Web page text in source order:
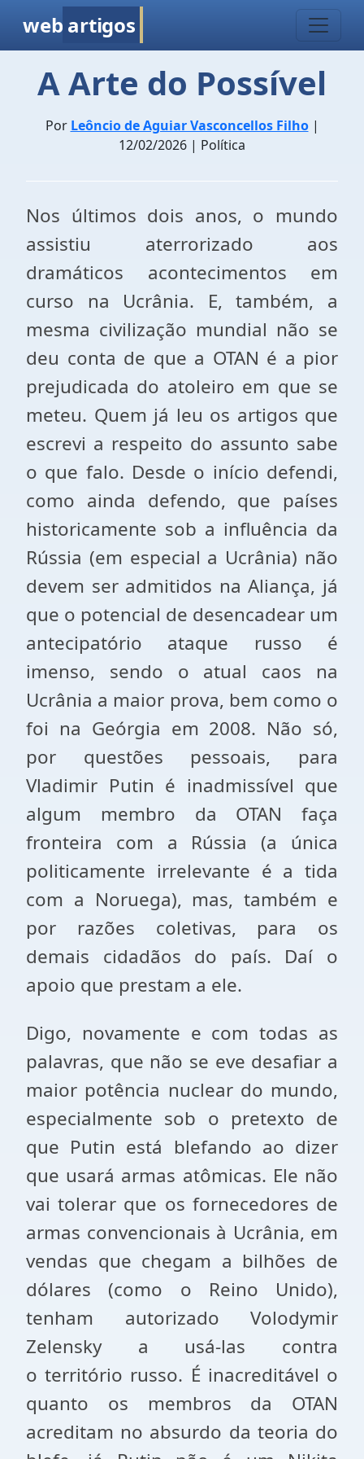
web artigos
A Arte do Possível
Por Leôncio de Aguiar Vasconcellos Filho|
12/02/2026 | Política
Nos últimos dois anos, o mundo
assistiu aterrorizado aos
dramáticos acontecimentos em
curso na Ucrânia. E, também, a
mesma civilização mundial não se
deu conta de que a OTAN é a pior
prejudicada do atoleiro em que se
meteu. Quem já leu os artigos que
escrevi a respeito do assunto sabe
o que falo. Desde o início defendi,
como ainda defendo, que países
historicamente sob a influência da
Rússia (em especial a Ucrânia) não
devem ser admitidos na Aliança, já
que o potencial de desencadear um
antecipatório ataque russo é
imenso, sendo o atual caos na
Ucrânia a maior prova, bem como o
foi na Geórgia em 2008. Não só,
por questões pessoais, para
Vladimir Putin é inadmissível que
algum membro da OTAN faça
fronteira com a Rússia (a única
politicamente irrelevante é a tida
com a Noruega), mas, também e
por razões coletivas, para os
demais cidadãos do país. Daí o
apoio que prestam a ele.
Digo, novamente e com todas as
palavras, que não se eve desafiar a
maior potência nuclear do mundo,
especialmente sob o pretexto de
que Putin está blefando ao dizer
que usará armas atômicas. Ele não
vai tolerar que os fornecedores de
armas convencionais à Ucrânia, em
vendas que chegam a bilhões de
dólares (como o Reino Unido),
tenham autorizado Volodymir
Zelensky a usá-las contra
o território russo. É inacreditável o
quanto os membros da OTAN
acreditam no absurdo da teoria do